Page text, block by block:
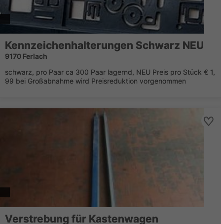
Kennzeichenhalterungen Schwarz NEU
9170 Ferlach
schwarz, pro Paar ca 300 Paar lagernd, NEU Preis pro Stück € 1,
99 bei Großabnahme wird Preisreduktion vorgenommen
Verstrebung für Kastenwagen